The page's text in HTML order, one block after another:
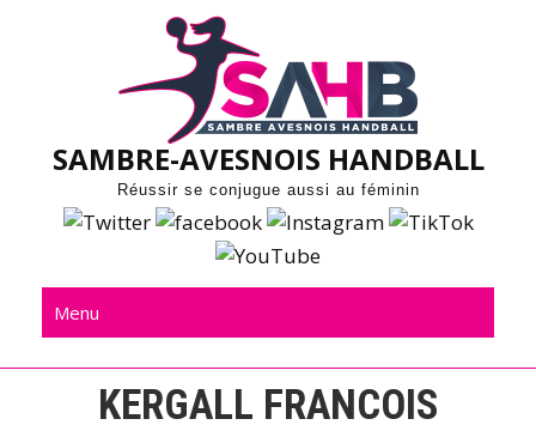
SAMBRE-AVESNOIS HANDBALL
Réussir se conjugue aussi au féminin
Menu
KERGALL FRANCOIS